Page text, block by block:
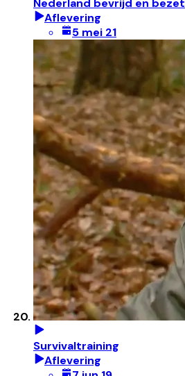
Nederland bevrijd en bezet
Aflevering
5 mei 21
Survivaltraining
Aflevering